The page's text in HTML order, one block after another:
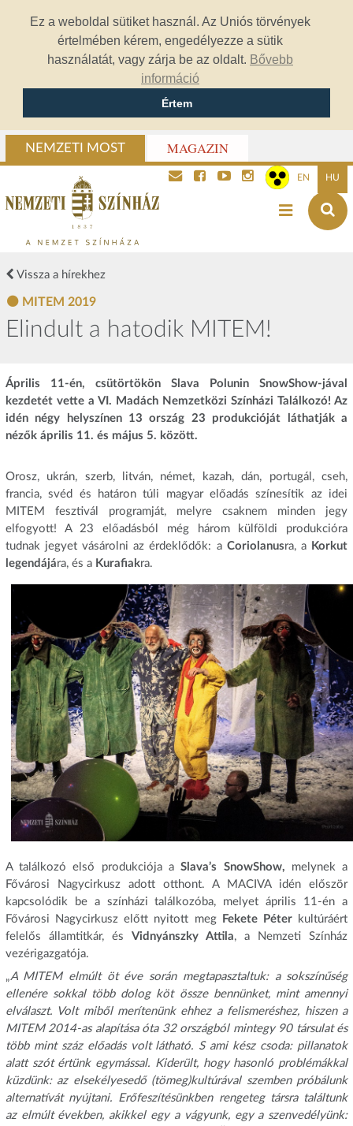
Ez a weboldal sütiket használ. Az Uniós törvények
értelmében kérem, engedélyezze a sütik
használatát, vagy zárja be az oldalt. Bővebb
információ
Értem
NEMZETI MOST MAGAZIN
EN HU
Vissza a hírekhez
MITEM 2019
Elindult a hatodik MITEM!
Április 11-én, csütörtökön Slava Polunin SnowShow-jával
kezdetét vette a VI. Madách Nemzetközi Színházi Találkozó! Az
idén négy helyszínen 13 ország 23 produkcióját láthatják a
nézők április 11. és május 5. között.
Orosz, ukrán, szerb, litván, német, kazah, dán, portugál, cseh,
francia, svéd és határon túli magyar előadás színesítik az idei
MITEM fesztivál programját, melyre csaknem minden jegy
elfogyott! A 23 előadásból még három külföldi produkcióra
tudnak jegyet vásárolni az érdeklődők: a Coriolanusra, a Korkut
legendájára, és a Kurafiakra.
A találkozó első produkciója aSlava’s SnowShow, melynek a
Fővárosi Nagycirkusz adott otthont. A MACIVA idén először
kapcsolódik be a színházi találkozóba, melyet április 11-én a
Fővárosi Nagycirkusz előtt nyitott meg Fekete Péter kultúráért
felelős államtitkár, és Vidnyánszky Attila, a Nemzeti Színház
vezérigazgatója.
„A MITEM elmúlt öt éve során megtapasztaltuk: a sokszínűség
ellenére sokkal több dolog köt össze bennünket, mint amennyi
elválaszt. Volt miből merítenünk ehhez a felismeréshez, hiszen a
MITEM 2014-as alapítása óta 32 országból mintegy 90 társulat és
több mint száz előadás volt látható. S ami kész csoda: pillanatok
alatt szót értünk egymással. Kiderült, hogy hasonló problémákkal
küzdünk: az elsekélyesedő (tömeg)kultúrával szemben próbálunk
alternatívát nyújtani. Erőfeszítésünkben rengeteg társra találtunk
az elmúlt években, akikkel egy a vágyunk, egy a szenvedélyünk: